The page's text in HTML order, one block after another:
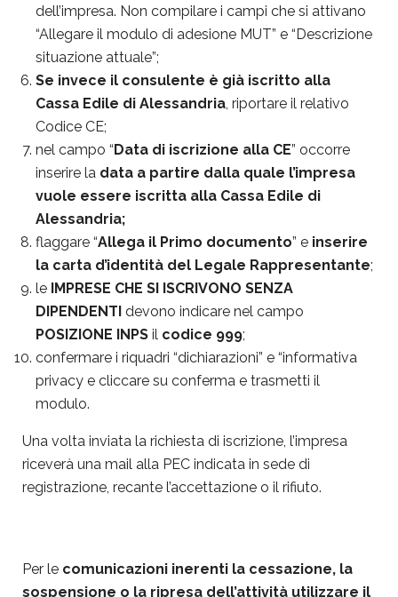
dell’impresa. Non compilare i campi che si attivano
“Allegare il modulo di adesione MUT” e “Descrizione
situazione attuale”;
Se invece il consulente è già iscritto alla
Cassa Edile di Alessandria, riportare il relativo
Codice CE;
nel campo “Data di iscrizione alla CE” occorre
inserire la data a partire dalla quale l’impresa
vuole essere iscritta alla Cassa Edile di
Alessandria;
flaggare “Allega il Primo documento” e inserire
la carta d’identità del Legale Rappresentante;
le IMPRESE CHE SI ISCRIVONO SENZA
DIPENDENTI devono indicare nel campo
POSIZIONE INPS il codice 999;
confermare i riquadri “dichiarazioni” e “informativa
privacy e cliccare su conferma e trasmetti il
modulo.
Una volta inviata la richiesta di iscrizione, l’impresa
riceverà una mail alla PEC indicata in sede di
registrazione, recante l’accettazione o il rifiuto.
Per le comunicazioni inerenti la cessazione, la
sospensione o la ripresa dell’attività utilizzare il